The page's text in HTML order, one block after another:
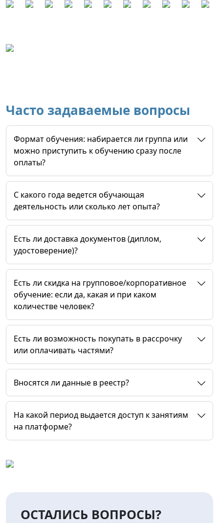
Часто задаваемые вопросы
Формат обучения: набирается ли группа или
можно приступить к обучению сразу после
оплаты?
C какого года ведется обучающая
деятельность или сколько лет опыта?
Есть ли доставка документов (диплом,
удостоверение)?
Есть ли скидка на групповое/корпоративное
обучение: если да, какая и при каком
количестве человек?
Есть ли возможность покупать в рассрочку
или оплачивать частями?
Вносятся ли данные в реестр?
На какой период выдается доступ к занятиям
на платформе?
ОСТАЛИСЬ ВОПРОСЫ?